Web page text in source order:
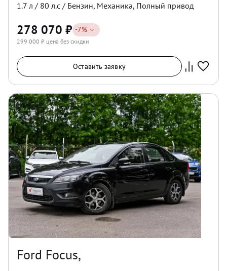
1.7 л / 80 л.с / Бензин, Механика, Полный привод
278 070 ₽ -7%
299 000 ₽ цена без скидки
Оставить заявку
Ford Focus,